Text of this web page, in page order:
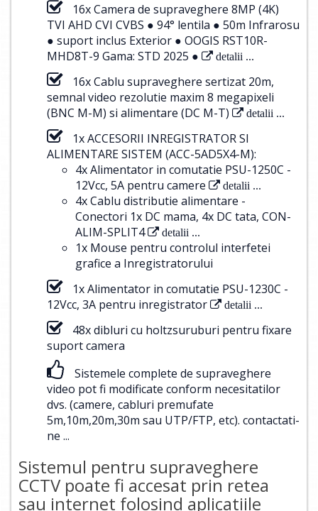
16x Camera de supraveghere 8MP (4K)
TVI AHD CVI CVBS ● 94° lentila ● 50m Infrarosu
● suport inclus Exterior ● OOGIS RST10R-
MHD8T-9 Gama: STD 2025 ●
detalii ...
16x Cablu supraveghere sertizat 20m,
semnal video rezolutie maxim 8 megapixeli
(BNC M-M) si alimentare (DC M-T)
detalii ...
1x ACCESORII INREGISTRATOR SI
ALIMENTARE SISTEM (ACC-5AD5X4-M):
4x Alimentator in comutatie PSU-1250C -
12Vcc, 5A pentru camere
detalii ...
4x Cablu distributie alimentare -
Conectori 1x DC mama, 4x DC tata, CON-
ALIM-SPLIT4
detalii ...
1x Mouse pentru controlul interfetei
grafice a Inregistratorului
1x Alimentator in comutatie PSU-1230C -
12Vcc, 3A pentru inregistrator
detalii ...
48x dibluri cu holtzsuruburi pentru fixare
suport camera
Sistemele complete de supraveghere
video pot fi modificate conform necesitatilor
dvs. (camere, cabluri premufate
5m,10m,20m,30m sau UTP/FTP, etc). contactati-
ne ...
Sistemul pentru supraveghere
CCTV poate fi accesat prin retea
sau internet folosind aplicatiile